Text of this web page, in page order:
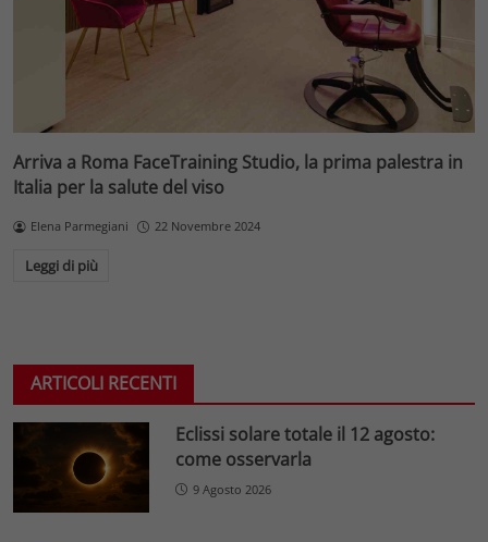
Arriva a Roma FaceTraining Studio, la prima palestra in
Italia per la salute del viso
Elena Parmegiani 22 Novembre 2024
Leggi di più
ARTICOLI RECENTI
Eclissi solare totale il 12 agosto:
come osservarla
9 Agosto 2026